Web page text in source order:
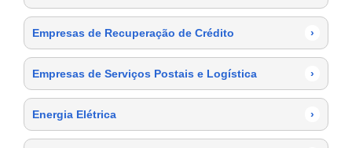
Empresas de Recuperação de Crédito ›
Empresas de Serviços Postais e Logística ›
Energia Elétrica ›